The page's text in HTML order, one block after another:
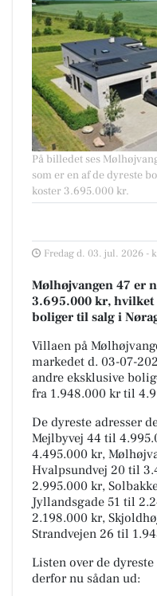
På billedet ses
som er en af de dyreste
koster 3.695.000 kr.
Fredag d. 03. jul. 2026 -
Mølhøjvangen 47 er
3.695.000 kr, hvilket
boliger til salg i
Villaen på
markedet d. 03-07-
andre eksklusive
fra 1.948.000 kr til
De dyreste adresser
Mejlbyvej 44 til
4.495.000 kr,
Hvalpsundvej 20 til
2.995.000 kr,
Jyllandsgade 51 til
2.198.000 kr,
Strandvejen 26 til
Listen over de
derfor nu sådan ud: